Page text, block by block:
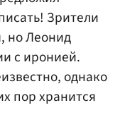
Зрители
но Леонид
с иронией.
однако
пор хранится